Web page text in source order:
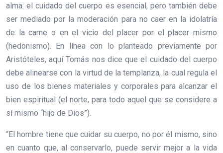
alma: el cuidado del cuerpo es esencial, pero también debe
ser mediado por la moderación para no caer en la idolatría
de la carne o en el vicio del placer por el placer mismo
(hedonismo). En línea con lo planteado previamente por
Aristóteles, aquí Tomás nos dice que el cuidado del cuerpo
debe alinearse con la virtud de la templanza, la cual regula el
uso de los bienes materiales y corporales para alcanzar el
bien espiritual (el norte, para todo aquel que se considere a
sí mismo “hijo de Dios”).
“El hombre tiene que cuidar su cuerpo, no por él mismo, sino
en cuanto que, al conservarlo, puede servir mejor a la vida